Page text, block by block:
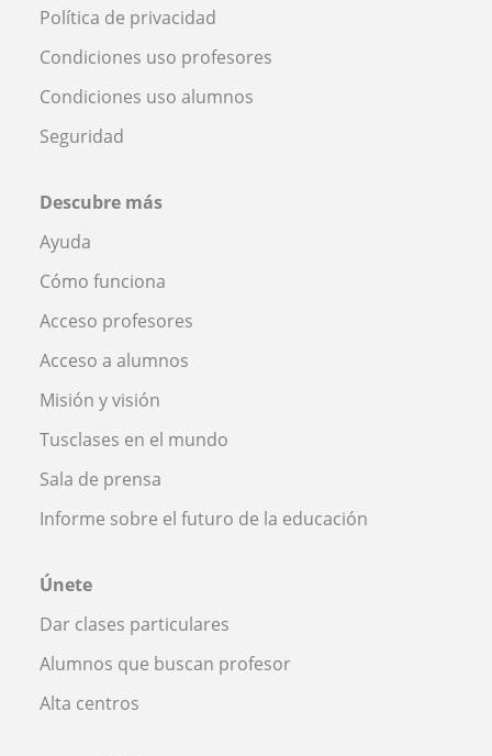
Política de privacidad
Condiciones uso profesores
Condiciones uso alumnos
Seguridad
Descubre más
Ayuda
Cómo funciona
Acceso profesores
Acceso a alumnos
Misión y visión
Tusclases en el mundo
Sala de prensa
Informe sobre el futuro de la educación
Únete
Dar clases particulares
Alumnos que buscan profesor
Alta centros